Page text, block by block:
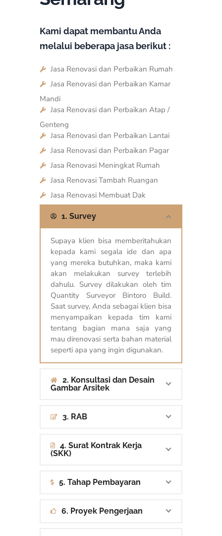
Kami dapat membantu Anda
melalui beberapa jasa berikut :
Jasa Renovasi dan Perbaikan Rumah
Jasa Renovasi dan Perbaikan Kamar
Mandi
Jasa Renovasi dan Perbaikan Atap /
Genteng
Jasa Renovasi dan Perbaikan Lantai
Jasa Renovasi dan Perbaikan Pagar
Jasa Renovasi Meningkat Rumah
Jasa Renovasi Tambah Ruangan
Jasa Renovasi Membuat Dak
1. Survey
Supaya klien bisa memberitahukan
kepada kami segala ide dan apa
yang mereka butuhkan, maka kami
akan melakukan survey terlebih
dahulu. Survey dilakukan oleh tim
Quantity Surveyor Bintoro Build.
Saat survey, Anda sebagai klien bisa
menyampaikan kepada tim kami
tentang bagian mana saja yang
mau direnovasi serta bahan material
seperti apa yang ingin digunakan.
2. Konsultasi dan Desain
Gambar Arsitek
3. RAB
4. Surat Kontrak Kerja
(SKK)
5. Tahap Pembayaran
6. Proyek Pengerjaan